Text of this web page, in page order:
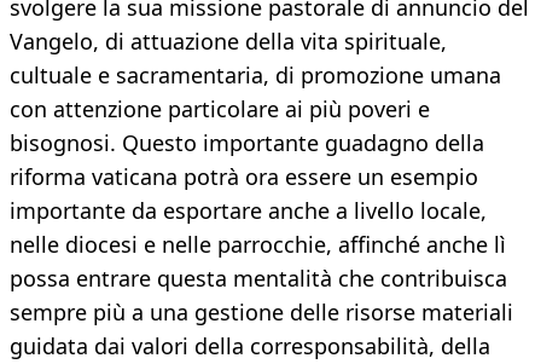
svolgere la sua missione pastorale di annuncio del
Vangelo, di attuazione della vita spirituale,
cultuale e sacramentaria, di promozione umana
con attenzione particolare ai più poveri e
bisognosi. Questo importante guadagno della
riforma vaticana potrà ora essere un esempio
importante da esportare anche a livello locale,
nelle diocesi e nelle parrocchie, affinché anche lì
possa entrare questa mentalità che contribuisca
sempre più a una gestione delle risorse materiali
guidata dai valori della corresponsabilità, della